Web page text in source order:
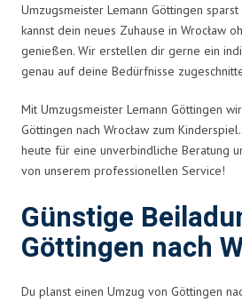
Umzugsmeister Lemann Göttingen
kannst dein neues Zuhause in Wrocław
genießen. Wir erstellen dir gerne ein
genau auf deine Bedürfnisse
Mit Umzugsmeister Lemann Göttingen
Göttingen nach Wrocław zum
heute für eine unverbindliche Beratung
von unserem professionellen Service!
Günstige
Göttingen nach
Du planst einen Umzug von Göttingen